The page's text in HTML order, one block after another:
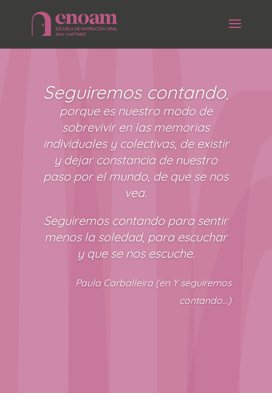
Seguiremos contando,
porque es nuestro modo de
sobrevivir en las memorias
individuales y colectivas, de existir
y dejar constancia de nuestro
paso por el mundo, de que se nos
vea.
Seguiremos contando para sentir
menos la soledad, para escuchar
y que se nos escuche.
Paula Carballeira (en Y seguiremos
contando…)